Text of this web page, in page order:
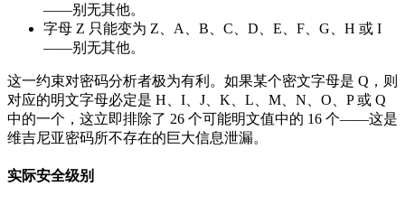
——别无其他。
字母 Z 只能变为 Z、A、B、C、D、E、F、G、H 或 I
——别无其他。
这一约束对密码分析者极为有利。如果某个密文字母是 Q，则
对应的明文字母必定是 H、I、J、K、L、M、N、O、P 或 Q
中的一个，这立即排除了 26 个可能明文值中的 16 个——这是
维吉尼亚密码所不存在的巨大信息泄漏。
实际安全级别